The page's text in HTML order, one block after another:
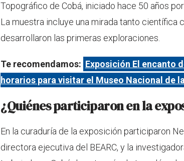
Topográfico de Cobá, iniciado hace 50 años por
La muestra incluye una mirada tanto científica
desarrollaron las primeras exploraciones.
Te recomendamos: Exposición El encanto
horarios para visitar el Museo Nacional de
¿Quiénes participaron en la
En la curaduría de la exposición participaron
directora ejecutiva del BEARC, y la